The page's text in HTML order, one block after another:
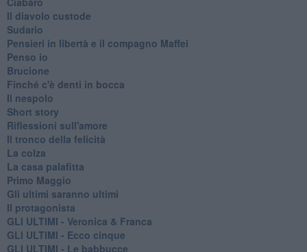
Il diavolo custode
Sudario
Pensieri in libertà e il compagno Maffei
Penso io
Brucione
Finché c'è denti in bocca
Il nespolo
Short story
Riflessioni sull'amore
Il tronco della felicità
La colza
La casa palafitta
Primo Maggio
Gli ultimi saranno ultimi
Il protagonista
GLI ULTIMI - Veronica & Franca
GLI ULTIMI - Ecco cinque
GLI ULTIMI - Le babbucce